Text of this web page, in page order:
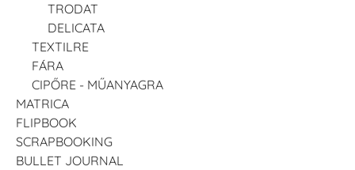
TRODAT
DELICATA
TEXTILRE
FÁRA
CIPŐRE - MŰANYAGRA
MATRICA
FLIPBOOK
SCRAPBOOKING
BULLET JOURNAL